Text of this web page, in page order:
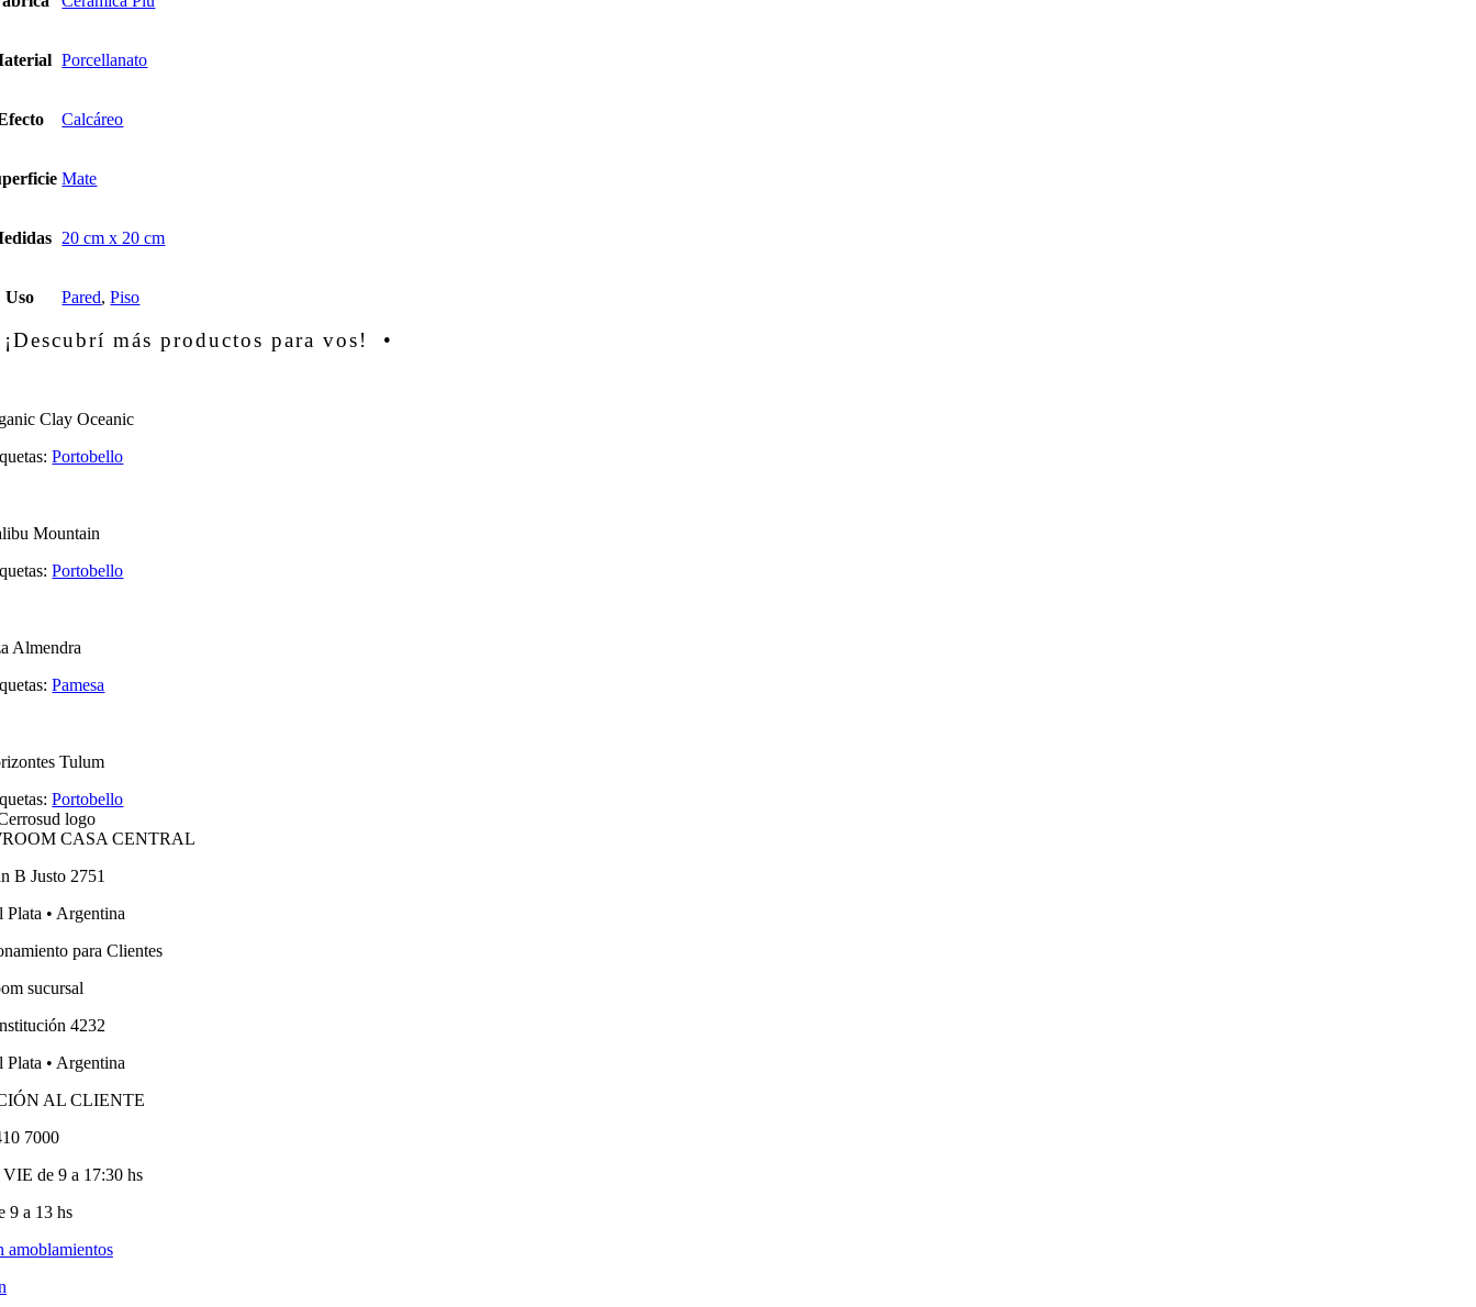
Porcellanato
Calcáreo
Mate
20 cm x 20 cm
Uso Pared,Piso
más productos para vos! •
Clay Oceanic
Portobello
Mountain
Portobello
Almendra
Pamesa
Tulum
Portobello
CASA CENTRAL
B Justo 2751
Plata • Argentina
para Clientes
sucursal
4232
Plata • Argentina
AL CLIENTE
7000
de 9 a 17:30 hs
9 a 13 hs
amoblamientos